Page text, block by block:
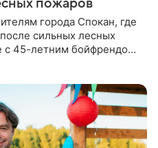
пожаров
города Спокан, где
сильных лесных
с 45-летним бойфрендом